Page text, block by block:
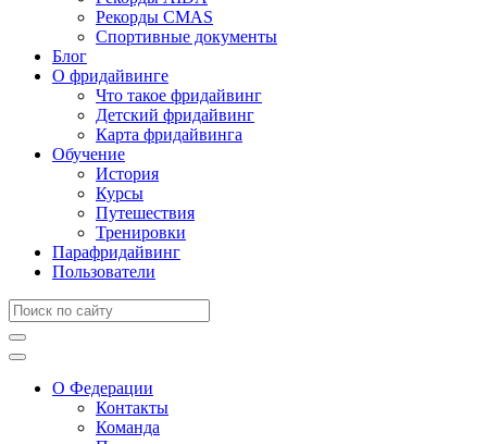
Рекорды CMAS
Спортивные документы
Блог
О фридайвинге
Что такое фридайвинг
Детский фридайвинг
Карта фридайвинга
Обучение
История
Курсы
Путешествия
Тренировки
Парафридайвинг
Пользователи
О Федерации
Контакты
Команда